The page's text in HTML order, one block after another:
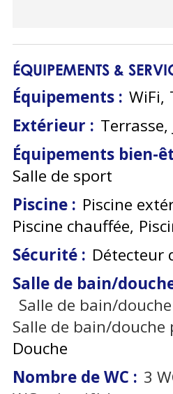
ÉQUIPEMENTS &
Équipements : WiFi
Extérieur : Terrasse
Équipements bien-
Salle de sport
Piscine : Piscine
Piscine chauffée
Sécurité : Détecteur
Salle de bain/
Salle de bain/
Salle de bain/douche
Douche
Nombre de WC : 3